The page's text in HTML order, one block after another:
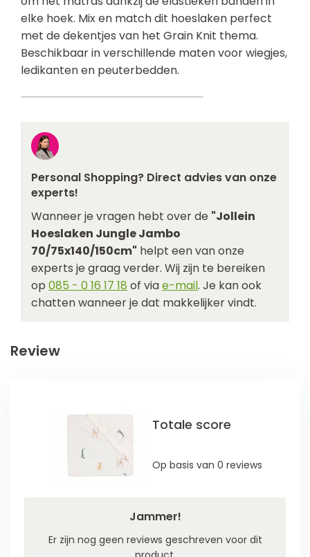
elke hoek. Mix en match dit hoeslaken perfect
met de dekentjes van het Grain Knit thema.
Beschikbaar in verschillende maten voor wiegjes,
ledikanten en peuterbedden.
Personal Shopping? Direct advies van onze
experts!
Wanneer je vragen hebt over de "Jollein
Hoeslaken Jungle Jambo
70/75x140/150cm" helpt een van onze
experts je graag verder. Wij zijn te bereiken
op 085 - 0 16 17 18 of viae-mail. Je kan ook
chatten wanneer je dat makkelijker vindt.
Review
Jammer!
Er zijn nog geen reviews geschreven voor dit
Totale score
Op basis van 0 reviews